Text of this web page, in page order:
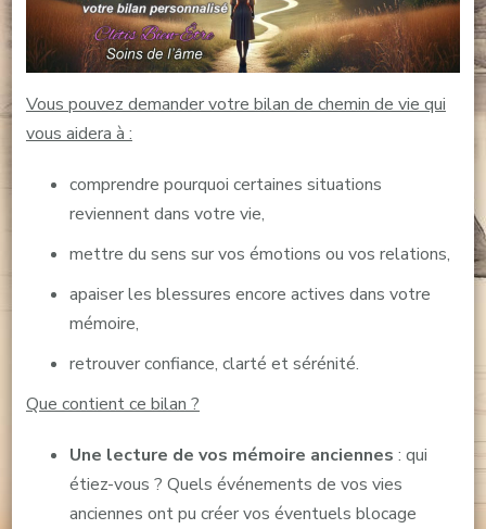
Vous pouvez demander votre bilan de chemin de vie qui
vous aidera à :
comprendre pourquoi certaines situations
reviennent dans votre vie,
mettre du sens sur vos émotions ou vos relations,
apaiser les blessures encore actives dans votre
mémoire,
retrouver confiance, clarté et sérénité.
Que contient ce bilan ?
Une lecture de vos mémoire anciennes : qui
étiez-vous ? Quels événements de vos vies
anciennes ont pu créer vos éventuels blocage